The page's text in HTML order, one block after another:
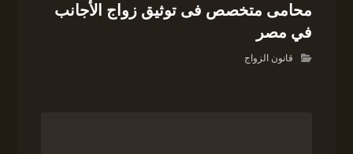
محامى متخصص فى توثيق زواج الأجانب
في مصر
قانون الزواج